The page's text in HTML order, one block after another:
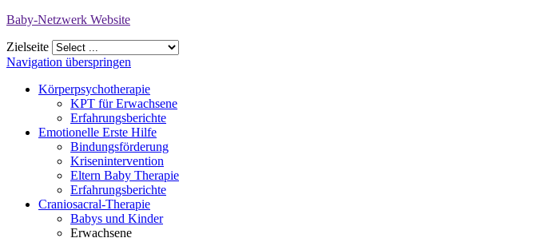
Baby-Netzwerk Website
Zielseite
Navigation überspringen
Körperpsychotherapie
KPT für Erwachsene
Erfahrungsberichte
Emotionelle Erste Hilfe
Bindungsförderung
Krisenintervention
Eltern Baby Therapie
Erfahrungsberichte
Craniosacral-Therapie
Babys und Kinder
Erwachsene